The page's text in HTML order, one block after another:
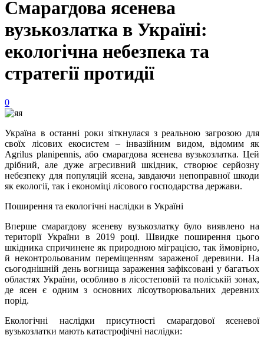
Смарагдова ясенева
вузькозлатка в Україні:
екологічна небезпека та
стратегії протидії
0
Україна в останні роки зіткнулася з реальною загрозою для
своїх лісових екосистем – інвазійним видом, відомим як
Agrilus planipennis, або смарагдова ясенева вузькозлатка. Цей
дрібний, але дуже агресивний шкідник, створює серйозну
небезпеку для популяцій ясена, завдаючи непоправної шкоди
як екології, так і економіці лісового господарства держави.
Поширення та екологічні наслідки в Україні
Вперше смарагдову ясеневу вузькозлатку було виявлено на
території України в 2019 році. Швидке поширення цього
шкідника спричинене як природною міграцією, так ймовірно,
й неконтрольованим переміщенням зараженої деревини. На
сьогоднішній день вогнища зараження зафіксовані у багатьох
областях України, особливо в лісостеповій та поліській зонах,
де ясен є одним з основних лісоутворювальних деревних
порід.
Екологічні наслідки присутності смарагдової ясеневої
вузькозлатки мають катастрофічні наслідки: